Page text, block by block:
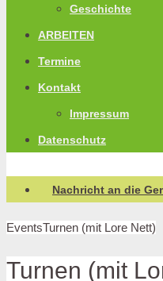
Geschichte
ARBEITEN
Termine
Kontakt
Impressum
Datenschutz
Nachricht an die
EventsTurnen (mit Lore Nett)
Turnen (mit